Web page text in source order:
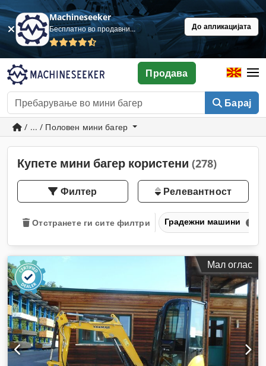
Machineseeker
Бесплатно во продавница До апликацијата
Барај
Продава
/ ... / Половен мини багер
Купете мини багер користени (278)
Филтер Релевантност
Отстранете ги сите филтри Градежни машини
Мал оглас